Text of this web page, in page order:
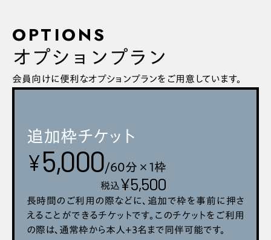
ご利用時間帯
予約枠: 60分×1コマ予約（1日1コマ）
ご利用人数: ご本人+1名まで同伴可
arrow_back スクロール arrow_forward
入会金:
会員価格12,800円のツアープロによるマンツーマンレッスンを月1
回＋8,000円でお付けすることが出来ます。
レッスンプロをみるarrow_forward
予約枠: 60分×1コマ予約（1日1コマ）
ご利用人数: ご本人+1名まで同伴可
月会費
¥72,000~(税込:¥79,200~
入会金: ¥55,000
※法人会員への入会は紹介制です。ご利用プランや平日21時
以降のPremium Roundについてはお問い合わせください。
予約枠: 60分×2コマ予約（1日2コマ）
ご利用人数: ご本人+3名まで同伴可
OPTIONS
オプションプラン
会員向けに便利なオプションプランをご用意しています。
追加枠チケット
¥5,000/60分×1枠
税込¥5,500
長時間のご利用の際などに、追加で枠を事前に押さ
えることができるチケットです。このチケットをご利用
の際は、通常枠から本人+3名まで同伴可能です。